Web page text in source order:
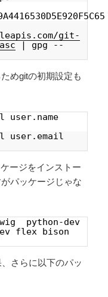
git-
| gpg --
めgitの初期設定も
user.email
ージをインストー
パッケージじゃな
python-dev
flex bison
さらに以下のパッ